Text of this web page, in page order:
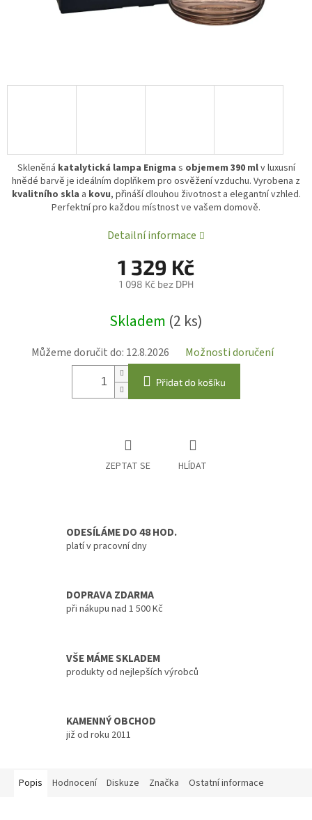
1 329 Kč
1 098 Kč bez DPH
cena:
Skladem (2 ks)
Můžeme doručit do: 12.8.2026 Možnosti doručení
Přidat do košíku
Skleněná katalytická lampa Enigma s objemem 390 mlv luxusní
hnědé barvě je ideálním doplňkem pro osvěžení vzduchu. Vyrobena z
kvalitního skla a kovu, přináší dlouhou životnost a elegantní vzhled.
Perfektní pro každou místnost ve vašem domově.
Detailní informace
ZEPTAT SE HLÍDAT
ODESÍLÁME DO 48 HOD.
platí v pracovní dny
DOPRAVA ZDARMA
při nákupu nad 1 500 Kč
VŠE MÁME SKLADEM
produkty od nejlepších výrobců
KAMENNÝ OBCHOD
již od roku 2011
Popis Hodnocení Diskuze Značka Ostatní informace